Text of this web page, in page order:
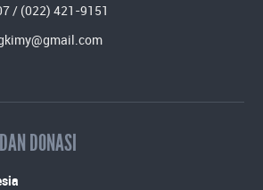
/ (022) 421-9151
DONASI